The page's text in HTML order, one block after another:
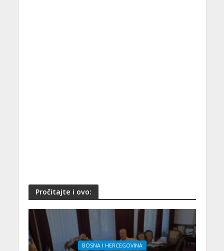
Pročitajte i ovo:
BOSNA I HERCEGOVINA